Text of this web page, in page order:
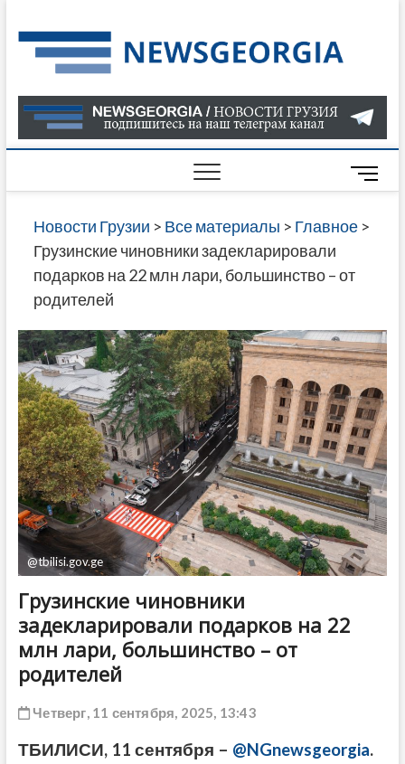
to
content
О
В
ГРУЗИИ
САЙТЕ
M
e
n
t
o
n
Новости Грузии > Все материалы > Главное>
Грузинские чиновники задекларировали
подарков на 22 млн лари, большинство – от
родителей
@tbilisi.gov.ge
Грузинские чиновники
задекларировали подарков на 22
млн лари, большинство – от
родителей
Четверг, 11 сентября, 2025, 13:43
ТБИЛИСИ, 11 сентября – @NGnewsgeorgia.